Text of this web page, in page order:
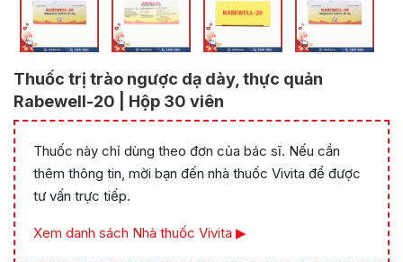
Thuốc trị trào ngược dạ dày, thực quản
Rabewell-20 | Hộp 30 viên
Thuốc này chỉ dùng theo đơn của bác sĩ. Nếu cần
thêm thông tin, mời bạn đến nhà thuốc Vivita để được
tư vấn trực tiếp.
Xem danh sách Nhà thuốc Vivita ▶